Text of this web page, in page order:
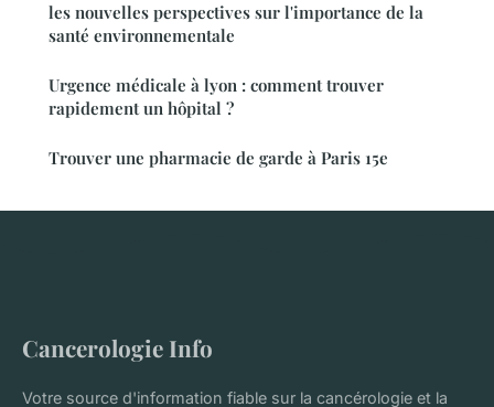
les nouvelles perspectives sur l'importance de la
santé environnementale
Urgence médicale à lyon : comment trouver
rapidement un hôpital ?
Trouver une pharmacie de garde à Paris 15e
Cancerologie Info
Votre source d'information fiable sur la cancérologie et la